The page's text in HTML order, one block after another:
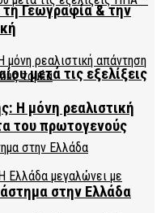
μετά τις εξελίξεις
στην Ελλάδα
Γεωγραφία & την
Η μόνη ρεαλιστική
του πρωτογενούς